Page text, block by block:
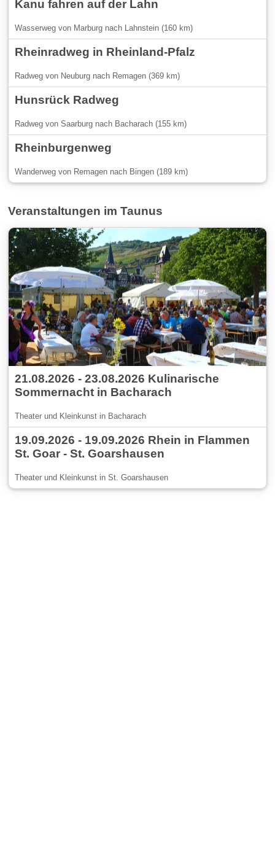
Kanu fahren auf der Lahn
Wasserweg von Marburg nach Lahnstein (160 km)
Rheinradweg in Rheinland-Pfalz
Radweg von Neuburg nach Remagen (369 km)
Hunsrück Radweg
Radweg von Saarburg nach Bacharach (155 km)
Rheinburgenweg
Wanderweg von Remagen nach Bingen (189 km)
Veranstaltungen im Taunus
21.08.2026 - 23.08.2026 Kulinarische
Sommernacht in Bacharach
Theater und Kleinkunst in Bacharach
19.09.2026 - 19.09.2026 Rhein in Flammen
St. Goar - St. Goarshausen
Theater und Kleinkunst in St. Goarshausen